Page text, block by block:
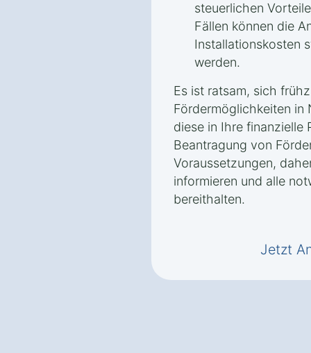
steuerlichen
Fällen können die
Installationskosten
werden.
Es ist ratsam, sich
Fördermöglichkeiten in
diese in Ihre finanzielle
Beantragung von
Voraussetzungen,
informieren und alle
bereithalten.
Jetzt